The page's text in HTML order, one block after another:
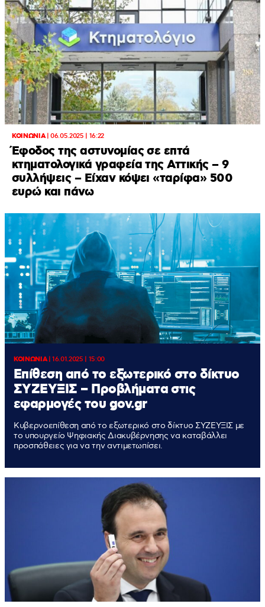
ΚΟΙΝΩΝΙΑ|06.05.2025 | 16:22
Έφοδος της αστυνομίας σε επτά
κτηματολογικά γραφεία της Αττικής – 9
συλλήψεις – Είχαν κόψει «ταρίφα» 500
ευρώ και πάνω
ΚΟΙΝΩΝΙΑ|16.01.2025 | 15:00
Επίθεση από το εξωτερικό στο δίκτυο
ΣΥΖΕΥΞΙΣ – Προβλήματα στις
εφαρμογές του gov.gr
Κυβερνοεπίθεση από το εξωτερικό στο δίκτυο ΣΥΖΕΥΞΙΣ με
το υπουργείο Ψηφιακής Διακυβέρνησης να καταβάλλει
προσπάθειες για να την αντιμετωπίσει.